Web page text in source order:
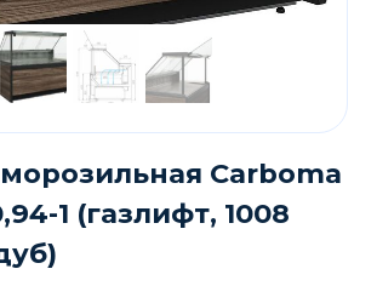
Carboma
1 (газлифт, 1008